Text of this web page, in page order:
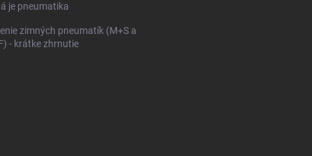
je pneumatika
zimných pneumatík (M+S a
- krátke zhrnutie